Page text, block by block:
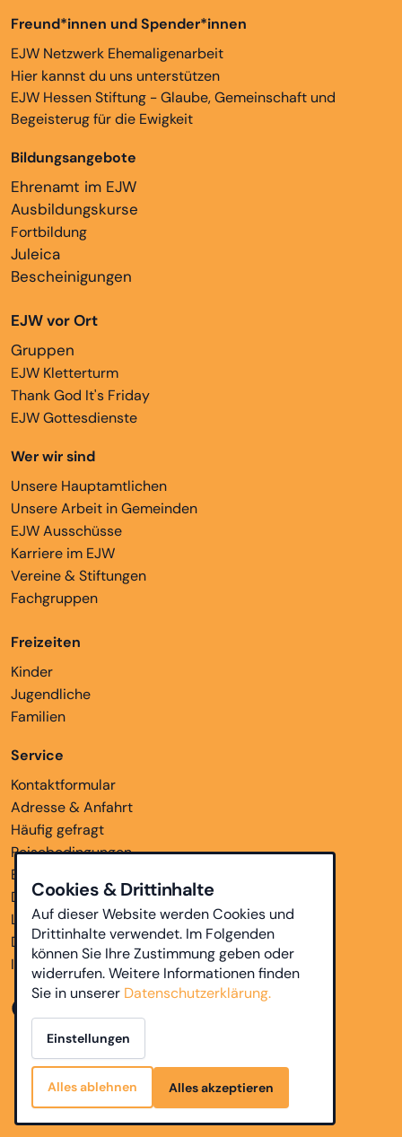
Freund*innen und Spender*innen
EJW Netzwerk Ehemaligenarbeit
Hier kannst du uns unterstützen
EJW Hessen Stiftung - Glaube, Gemeinschaft und
Begeisterug für die Ewigkeit
Bildungsangebote
Ehrenamt im EJW
Ausbildungskurse
Fortbildung
Juleica
Bescheinigungen
EJW vor Ort
Gruppen
EJW Kletterturm
Thank God It's Friday
EJW Gottesdienste
Wer wir sind
Unsere Hauptamtlichen
Unsere Arbeit in Gemeinden
EJW Ausschüsse
Karriere im EJW
Vereine & Stiftungen
Fachgruppen
Freizeiten
Kinder
Jugendliche
Familien
Service
Kontaktformular
Adresse & Anfahrt
Häufig gefragt
Reisebedingungen
Bankverbindungen
Downloads
Links
Datenschutz
Impressum
Cookies & Drittinhalte
Auf dieser Website werden Cookies und
Drittinhalte verwendet. Im Folgenden
können Sie Ihre Zustimmung geben oder
widerrufen. Weitere Informationen finden
Sie in unserer Datenschutzerklärung.
Einstellungen
Alles ablehnen Alles akzeptieren